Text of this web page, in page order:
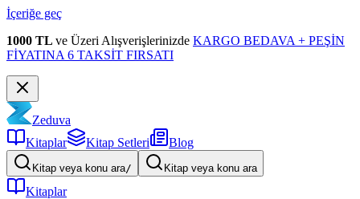
İçeriğe geç
1000 TL ve Üzeri Alışverişlerinizde KARGO BEDAVA + PEŞİN
FİYATINA 6 TAKSİT FIRSATI
Zeduva
Kitaplar
Kitap Setleri Blog
Kitap veya konu ara/ Kitap veya konu ara
Kitaplar